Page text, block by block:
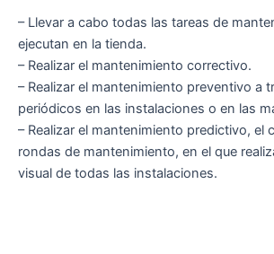
– Llevar a cabo todas las tareas de
ejecutan en la tienda.
– Realizar el mantenimiento correctivo.
– Realizar el mantenimiento preventivo a
periódicos en las instalaciones o en las
– Realizar el mantenimiento predictivo, el
rondas de mantenimiento, en el que
visual de todas las instalaciones.